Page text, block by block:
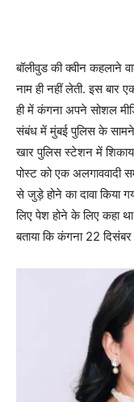
बॉलीवुड की क्वीन कहलाने
नाम ही नहीं लेती. इस बार
ही में कंगना अपने सोशल
संबंध में मुंबई पुलिस के सामने
खार पुलिस स्टेशन में
पोस्ट को एक अलगाववादी
से जुड़े होने का दावा किया
लिए पेश होने के लिए कहा
बताया कि कंगना 22